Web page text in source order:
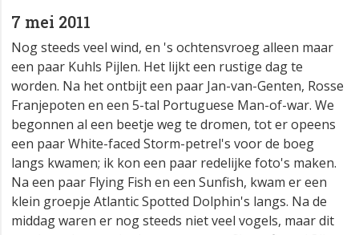
7 mei 2011
Nog steeds veel wind, en 's ochtensvroeg alleen maar
een paar Kuhls Pijlen. Het lijkt een rustige dag te
worden. Na het ontbijt een paar Jan-van-Genten, Rosse
Franjepoten en een 5-tal Portuguese Man-of-war. We
begonnen al een beetje weg te dromen, tot er opeens
een paar White-faced Storm-petrel's voor de boeg
langs kwamen; ik kon een paar redelijke foto's maken.
Na een paar Flying Fish en een Sunfish, kwam er een
klein groepje Atlantic Spotted Dolphin's langs. Na de
middag waren er nog steeds niet veel vogels, maar dit